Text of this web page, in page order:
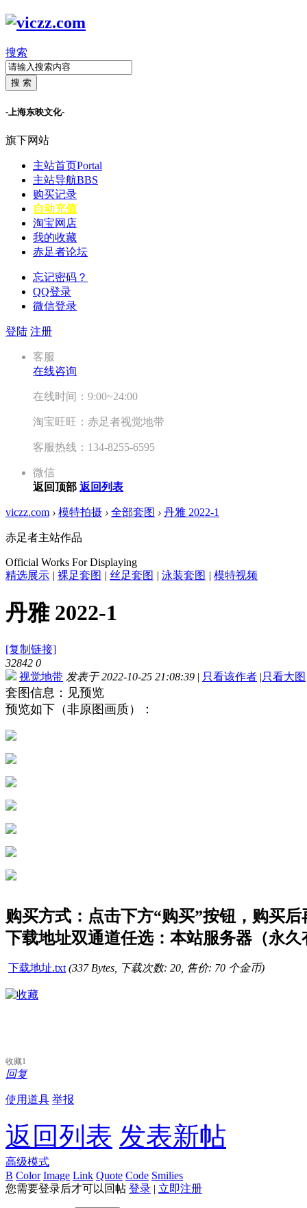
搜索
搜 索
-上海东映文化-
旗下网站
主站首页Portal
主站导航BBS
购买记录
自动充值
淘宝网店
我的收藏
赤足者论坛
忘记密码？
QQ登录
微信登录
登陆 注册
客服
在线咨询
在线时间：9:00~24:00
淘宝旺旺：赤足者视觉地带
客服热线：134-8255-6595
微信
返回顶部 返回列表
viczz.com › 模特拍摄 › 全部套图 › 丹雅 2022-1
赤足者主站作品
Official Works For Displaying
精选展示 | 裸足套图 | 丝足套图 | 泳装套图 | 模特视频
丹雅 2022-1
[复制链接]
32842 0
视觉地带 发表于 2022-10-25 21:08:39 | 只看该作者 |只看大图
套图信息：见预览
预览如下（非原图画质）：
购买方式：点击下方“购买”按钮，购买
下载地址双通道任选：本站服务器（永
下载地址.txt (337 Bytes, 下载次数: 20, 售价: 70 个金币)
收藏1
回复
使用道具 举报
返回列表 发表新帖
高级模式
B Color Image Link Quote Code Smilies
您需要登录后才可以回帖 登录 | 立即注册